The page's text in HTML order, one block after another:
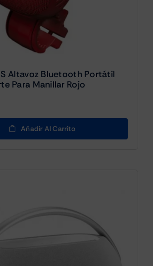
Altavoz Bluetooth Portátil
Para Manillar Rojo
Añadir Al Carrito